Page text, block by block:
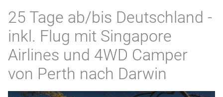
25 Tage ab/bis Deutschland -
inkl. Flug mit Singapore
Airlines und 4WD Camper
von Perth nach Darwin